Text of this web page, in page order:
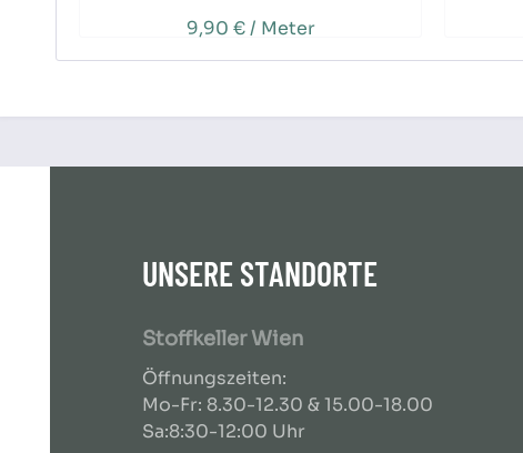
9,90 € / Meter
UNSERE STANDORTE
Stoffkeller Wien
Öffnungszeiten:
Mo-Fr: 8.30-12.30 & 15.00-18.00
Sa:8:30-12:00 Uhr